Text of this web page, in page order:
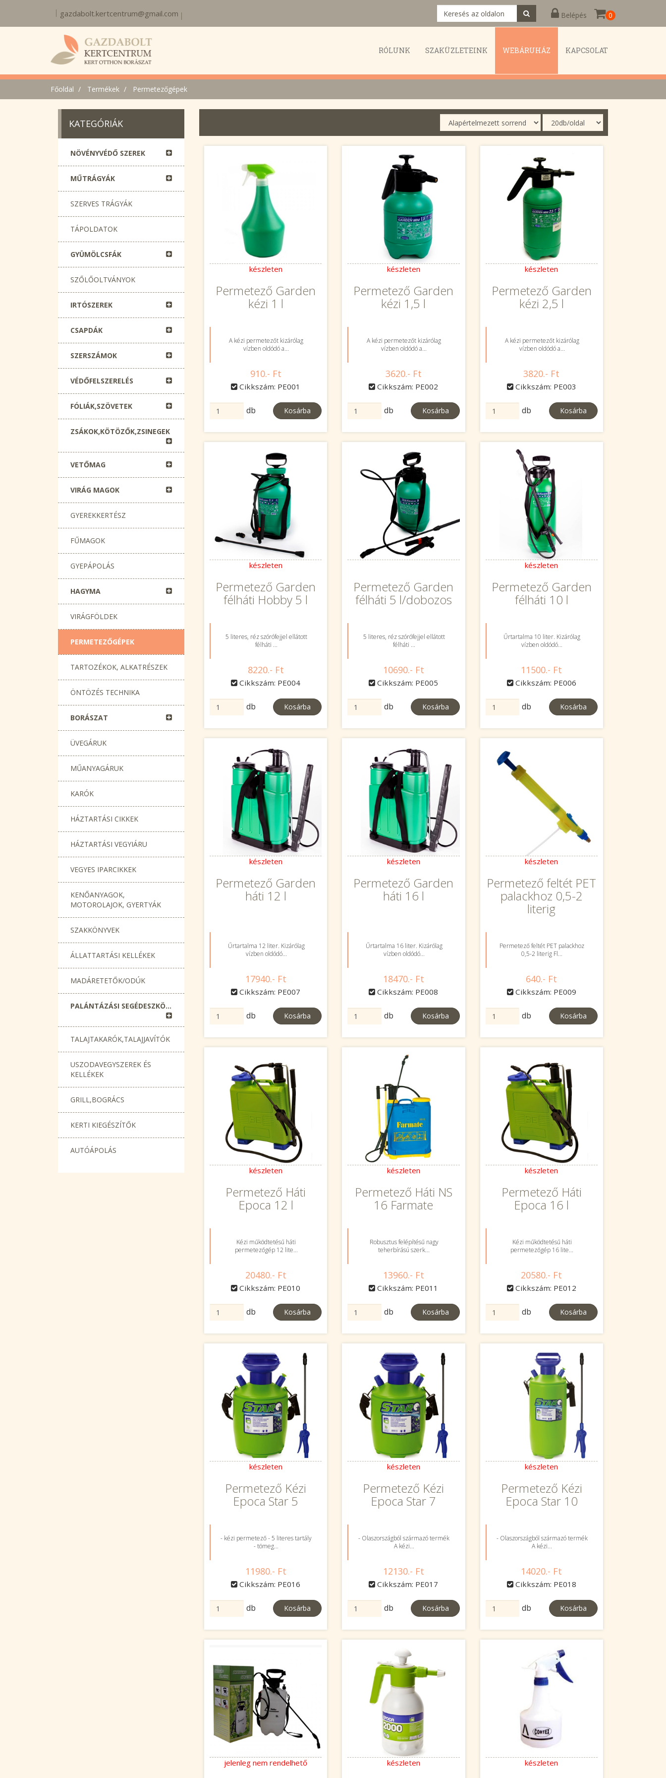
gazdabolt.kertcentrum@gmail.com Belépés 0
RÓLUNK SZAKÜZLETEINK WEBÁRUHÁZ KAPCSOLAT
Főoldal Termékek Permetezőgépek
KATEGÓRIÁK
NÖVÉNYVÉDŐ SZEREK
MŰTRÁGYÁK
SZERVES TRÁGYÁK
TÁPOLDATOK
GYÜMÖLCSFÁK
SZŐLŐOLTVÁNYOK
IRTÓSZEREK
CSAPDÁK
SZERSZÁMOK
VÉDŐFELSZERELÉS
FÓLIÁK,SZÖVETEK
ZSÁKOK,KÖTÖZŐK,ZSINEGEK
VETŐMAG
VIRÁG MAGOK
GYEREKKERTÉSZ
FŰMAGOK
GYEPÁPOLÁS
HAGYMA
VIRÁGFÖLDEK
PERMETEZŐGÉPEK
TARTOZÉKOK, ALKATRÉSZEK
ÖNTÖZÉS TECHNIKA
BORÁSZAT
ÜVEGÁRUK
MŰANYAGÁRUK
KARÓK
HÁZTARTÁSI CIKKEK
HÁZTARTÁSI VEGYIÁRU
VEGYES IPARCIKKEK
KENŐANYAGOK,
MOTOROLAJOK, GYERTYÁK
SZAKKÖNYVEK
ÁLLATTARTÁSI KELLÉKEK
MADÁRETETŐK/ODÚK
PALÁNTÁZÁSI SEGÉDESZKÖZÖK
TALAJTAKARÓK,TALAJJAVÍTÓK
USZODAVEGYSZEREK ÉS
KELLÉKEK
GRILL,BOGRÁCS
KERTI KIEGÉSZÍTŐK
AUTÓÁPOLÁS
készleten
Permetező Garden
kézi 1 l
A kézi permetezőt kizárólag
vízben oldódó a...
910.- Ft
Cikkszám: PE001
db Kosárba
készleten
Permetező Garden
kézi 1,5 l
A kézi permetezőt kizárólag
vízben oldódó a...
3620.- Ft
Cikkszám: PE002
db Kosárba
készleten
Permetező Garden
kézi 2,5 l
A kézi permetezőt kizárólag
vízben oldódó a...
3820.- Ft
Cikkszám: PE003
db Kosárba
készleten
Permetező Garden
félháti Hobby 5 l
5 literes, réz szórófejjel ellátott
félháti ...
8220.- Ft
Cikkszám: PE004
db Kosárba
Permetező Garden
félháti 5 l/dobozos
5 literes, réz szórófejjel ellátott
félháti ...
10690.- Ft
Cikkszám: PE005
db Kosárba
készleten
Permetező Garden
félháti 10 l
Űrtartalma 10 liter. Kizárólag
vízben oldódó...
11500.- Ft
Cikkszám: PE006
db Kosárba
készleten
Permetező Garden
háti 12 l
Űrtartalma 12 liter. Kizárólag
vízben oldódó...
17940.- Ft
Cikkszám: PE007
db Kosárba
készleten
Permetező Garden
háti 16 l
Űrtartalma 16 liter. Kizárólag
vízben oldódó...
18470.- Ft
Cikkszám: PE008
db Kosárba
készleten
Permetező feltét PET
palackhoz 0,5-2
literig
Permetező feltét PET palackhoz
0,5-2 literig Fl...
640.- Ft
Cikkszám: PE009
db Kosárba
készleten
Permetező Háti
Epoca 12 l
Kézi működtetésű háti
permetezőgép 12 lite...
20480.- Ft
Cikkszám: PE010
db Kosárba
készleten
Permetező Háti NS
16 Farmate
Robusztus felépítésű nagy
teherbírású szerk...
13960.- Ft
Cikkszám: PE011
db Kosárba
készleten
Permetező Háti
Epoca 16 l
Kézi működtetésű háti
permetezőgép 16 lite...
20580.- Ft
Cikkszám: PE012
db Kosárba
készleten
Permetező Kézi
Epoca Star 5
- kézi permetező - 5 literes tartály
- tömeg...
11980.- Ft
Cikkszám: PE016
db Kosárba
készleten
Permetező Kézi
Epoca Star 7
- Olaszországból származó termék
A kézi...
12130.- Ft
Cikkszám: PE017
db Kosárba
készleten
Permetező Kézi
Epoca Star 10
- Olaszországból származó termék
A kézi...
14020.- Ft
Cikkszám: PE018
db Kosárba
jelenleg nem rendelhető készleten készleten